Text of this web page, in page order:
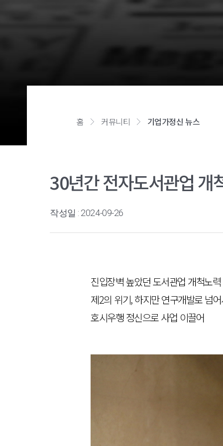
홈 커뮤니티 기업가정신 뉴스
30년간 전자도서관업 개
작성일 : 2024-09-26
진입장벽 높았던 도서관업 개척노력
제2의 위기, 하지만 연구개발로 넘
호시우행 정신으로 사업 이끌어